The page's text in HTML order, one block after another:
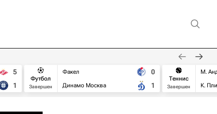
5
1
Футбол
Завершен
Факел
Динамо Москва
0
1
Теннис
Завершен
М.
К.